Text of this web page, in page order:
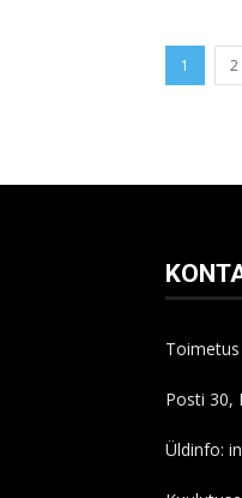
1 2
Posti 30,
Üldinfo: